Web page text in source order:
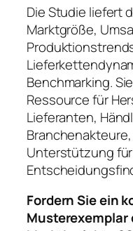
Die Studie liefert
Marktgröße,
Benchmarking.
Ressource für
Lieferanten,
Unterstützung
Fordern Sie ein